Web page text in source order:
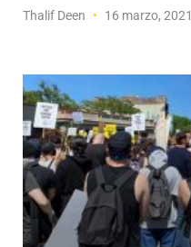
Thalif Deen 16 marzo, 2021